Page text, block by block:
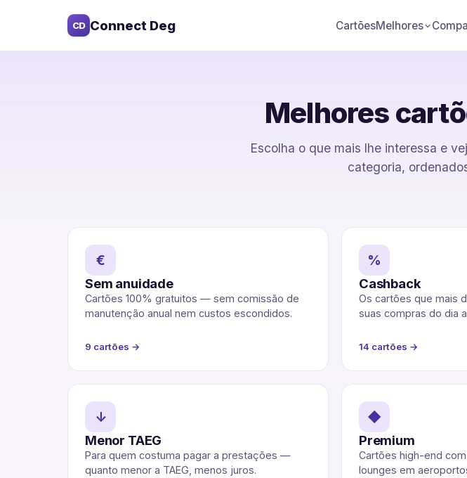
CD Connect Deg CartõesMelhores
Melhores
Escolha o que mais lhe interessa e
categoria,
€
Sem anuidade
Cartões 100% gratuitos — sem comissão de
manutenção anual nem custos escondidos.
9 cartões →
%
Cashback
Os cartões que mais
suas compras do dia
14 cartões →
↓
Menor TAEG
Para quem costuma pagar a prestações —
quanto menor a TAEG, menos juros.
◆
Premium
Cartões high-end
lounges em